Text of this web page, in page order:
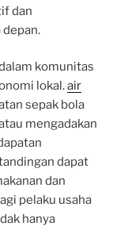
dan
komunitas
lokal.air
sepak bola
mengadakan
dapat
dan
pelaku usaha
hanya